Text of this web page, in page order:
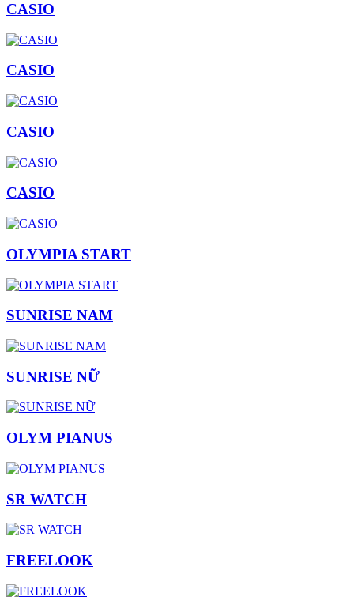
CASIO
CASIO
CASIO
CASIO
OLYMPIA START
SUNRISE NAM
SUNRISE NỮ
OLYM PIANUS
SR WATCH
FREELOOK